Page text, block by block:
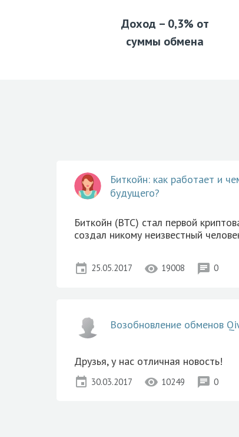
Доход – 0,3% от
суммы обмена
Биткойн: как работает и
будущего?
Биткойн (BTC) стал первой
создал никому неизвестный
event 25.05.2017 visibility 19008 chat 0
Возобновление обменов
Друзья, у нас отличная новость!
event 30.03.2017 visibility 10249 chat 0